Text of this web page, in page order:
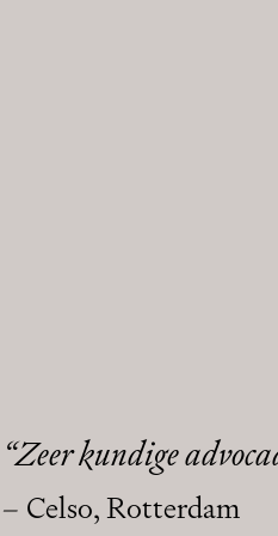
“Zeer kundige
– Celso, Rotterdam